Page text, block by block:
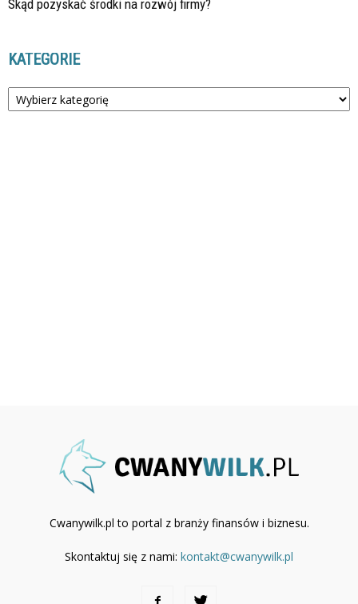
Skąd pozyskać środki na rozwój firmy?
KATEGORIE
Kategorie
Cwanywilk.pl to portal z branży finansów i biznesu.
Skontaktuj się z nami: kontakt@cwanywilk.pl